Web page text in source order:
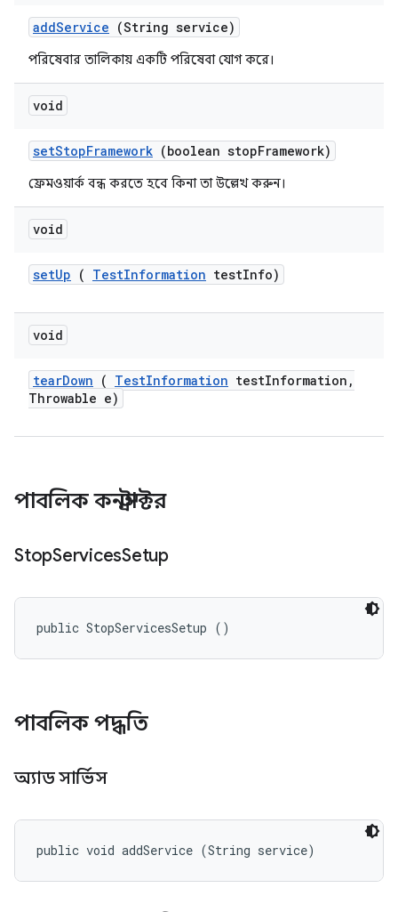
addService (String service)
পরিষেবার তালিকায় একটি পরিষেবা যোগ করে।
void
setStopFramework (boolean stopFramework)
ফ্রেমওয়ার্ক বন্ধ করতে হবে কিনা তা উল্লেখ করুন।
void
setUp ( TestInformation testInfo)
void
tearDown ( TestInformation testInformation ,
Throwable e)
পাবলিক কনস্ট্রাক্টর
StopServicesSetup
public StopServicesSetup ()
পাবলিক পদ্ধতি
অ্যাড সার্ভিস
public void addService (String service)